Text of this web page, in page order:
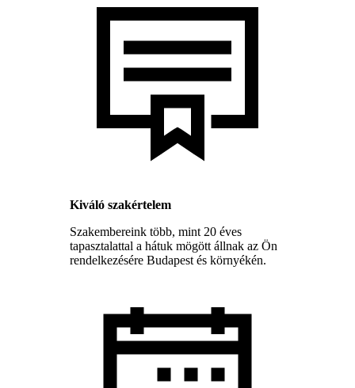
Kiváló szakértelem
Szakembereink több, mint 20 éves
tapasztalattal a hátuk mögött állnak az Ön
rendelkezésére Budapest és környékén.